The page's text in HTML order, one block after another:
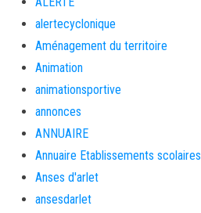
alertecyclonique
Aménagement du territoire
Animation
animationsportive
annonces
ANNUAIRE
Annuaire Etablissements scolaires
Anses d'arlet
ansesdarlet